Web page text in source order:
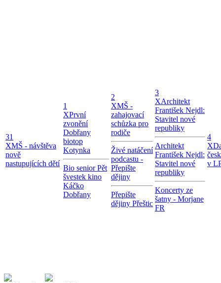
31
XMŠ - návštěva
nově
nastupujících dětí
1
XPrvní
zvonění
Dobřany
biotop
Kotynka
Bio senior Pět
švestek kino
Káčko
Dobřany
2
XMŠ -
zahajovací
schůzka pro
rodiče
Živé natáčení
podcastu -
Přepište
dějiny
Přepište
dějiny Přeštic
3
XArchitekt
František Nejdl:
Stavitel nové
republiky
Architekt
František Nejdl:
Stavitel nové
republiky
Koncerty ze
šatny - Morjane
FR
4
X
v